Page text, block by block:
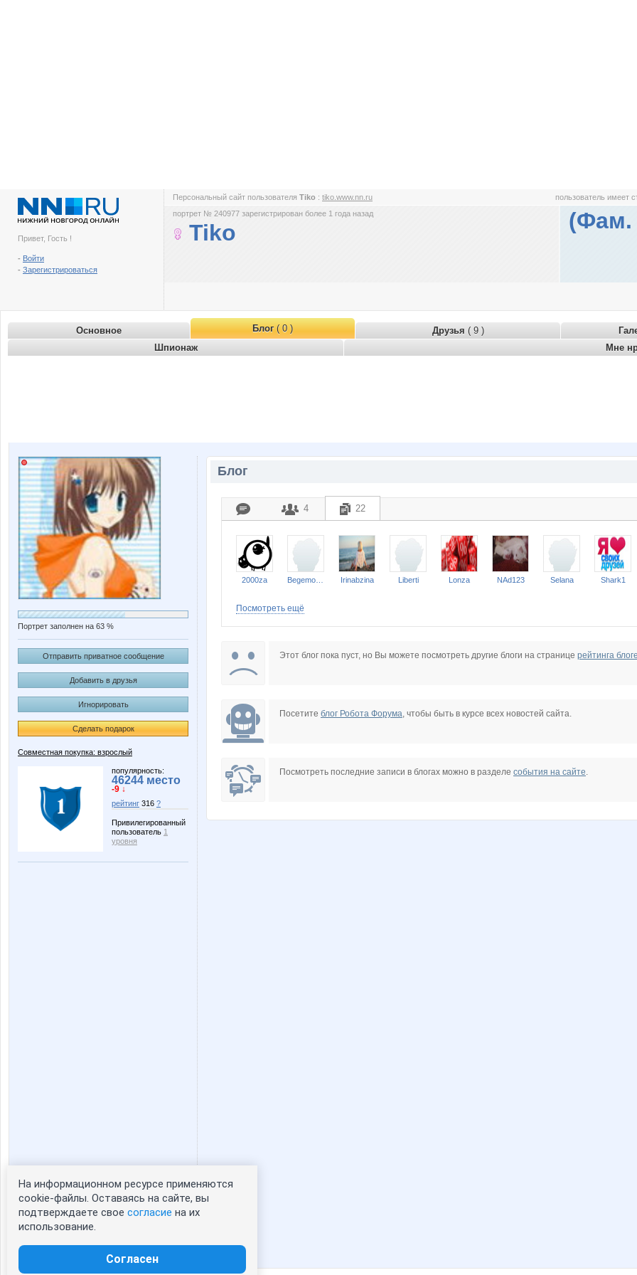
Привет, Гость !
- Войти
- Зарегистрироваться
Персональный сайт пользователя Tiko : tiko.www.nn.ru пользователь имеет
портрет № 240977 зарегистрирован более 1 года назад
Tiko (Фам.
Основное Блог( 0 ) Друзья ( 9 )
Шпионаж
Мне
Портрет заполнен на 63 %
Отправить приватное сообщение
Добавить в друзья
Игнорировать
Сделать подарок
Совместная покупка: взрослый
популярность:
46244 место
-9 ↓
рейтинг 316 ?
Привилегированный
пользователь 1
уровня
Статистика портрета:
сейчас просматривают портрет - 0
зарегистрированные пользователи
Блог
4 22
2000za Irinabzina Liberti Lonza NAd123 Selana Shark1
Посмотреть ещё
Этот блог пока пуст, но Вы можете посмотреть другие блоги на странице рейтинга
Посетите блог Робота Форума, чтобы быть в курсе всех новостей сайта.
Посмотреть последние записи в блогах можно в разделе события на сайте.
На информационном ресурсе применяются
cookie-файлы. Оставаясь на сайте, вы
подтверждаете свое согласие на их
использование.
Согласен